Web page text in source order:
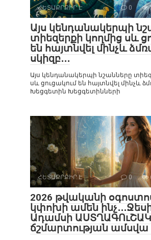
ՀԵՏԱՔՐՔԻՐ Է 0
Այս կենդանակերպի
տիեզերքի կողմից սև
են հայտնվել մինչև
սկիզբ․․․
Այս կենդանակերպի նշանները
սև ցուցակում են հայտնվել մինչև
Խեցգետին Խեցգետինների
ՀԵՏԱՔՐՔԻՐ Է 0
2026 թվականի
կփոխի ամեն
Ադամսի
ճշմարտության